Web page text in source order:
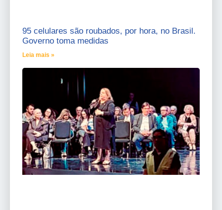
95 celulares são roubados, por hora, no Brasil.
Governo toma medidas
Leia mais »